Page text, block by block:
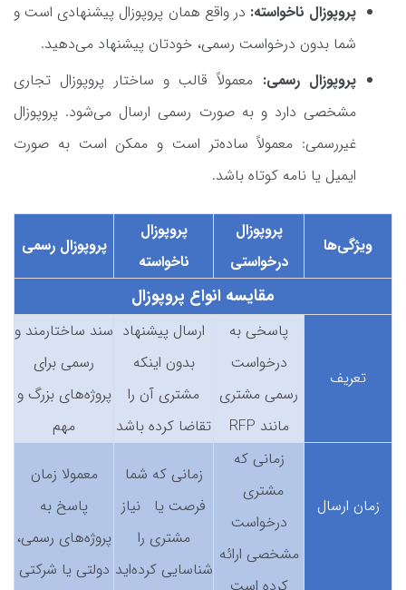
پروپوزال ناخواسته: در واقع همان پروپوزال پیشنهادی است و
شما بدون درخواست رسمی، خودتان پیشنهاد می‌دهید.
پروپوزال رسمی: معمولاً قالب و ساختار پروپوزال تجاری
مشخصی دارد و به صورت رسمی ارسال می‌شود. پروپوزال
غیررسمی: معمولاً ساده‌تر است و ممکن است به صورت
ایمیل یا نامه کوتاه باشد.
ویژگی‌ها
پروپوزال
درخواستی
پروپوزال
ناخواسته
پروپوزال رسمی
مقایسه انواع پروپوزال
تعریف
پاسخی به
درخواست
رسمی مشتری
مانند RFP
ارسال پیشنهاد
بدون اینکه
مشتری آن را
تقاضا کرده باشد
سند ساختارمند و
رسمی برای
پروژه‌های بزرگ و
مهم
زمان ارسال
زمانی که
مشتری
درخواست
مشخصی ارائه
زمانی که شما
فرصت یا نیاز
مشتری را
شناسایی کرده‌اید
معمولا زمان
پاسخ به
پروژه‌های رسمی،
دولتی یا شرکتی